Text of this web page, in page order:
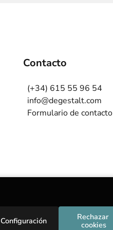
Contacto
(+34) 615 55 96 54
info@degestalt.com
Formulario de contacto
Configuración
Rechazar
cookies